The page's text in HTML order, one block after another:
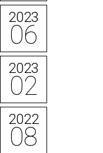
2023
06
2023
02
2022
08